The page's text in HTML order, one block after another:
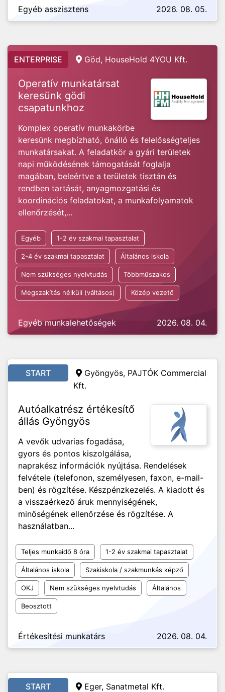
Egyéb asszisztens 2026. 08. 05.
ENTERPRISE Göd, HouseHold 4YOU Kft.
Operatív munkatársat
keresünk gödi
csapatunkhoz
Komplex operatív munkakörbe
keresünk megbízható, önálló és felelősségteljes
munkatársakat. A feladatkör a gyári területek
napi működésének támogatását foglalja
magában, beleértve a területek tisztán és
rendben tartását, anyagmozgatási és
koordinációs feladatokat, a munkafolyamatok
ellenőrzését,...
Egyéb 1-2 év szakmai tapasztalat
2-4 év szakmai tapasztalat Általános iskola
Nem szükséges nyelvtudás Többműszakos
Megszakítás nélküli (váltásos) Közép vezető
Egyéb munkalehetőségek 2026. 08. 04.
START
Gyöngyös, PAJTÓK Commercial
Kft.
Autóalkatrész értékesítő
állás Gyöngyös
A vevők udvarias fogadása,
gyors és pontos kiszolgálása,
naprakész információk nyújtása. Rendelések
felvétele (telefonon, személyesen, faxon, e-mail-
ben) és rögzítése. Készpénzkezelés. A kiadott és
a visszaérkező áruk mennyiségének,
minőségének ellenőrzése és rögzítése. A
használatban...
Teljes munkaidő 8 óra 1-2 év szakmai tapasztalat
Általános iskola Szakiskola / szakmunkás képző
OKJ Nem szükséges nyelvtudás Általános
Beosztott
Értékesítési munkatárs 2026. 08. 04.
START Eger, Sanatmetal Kft.